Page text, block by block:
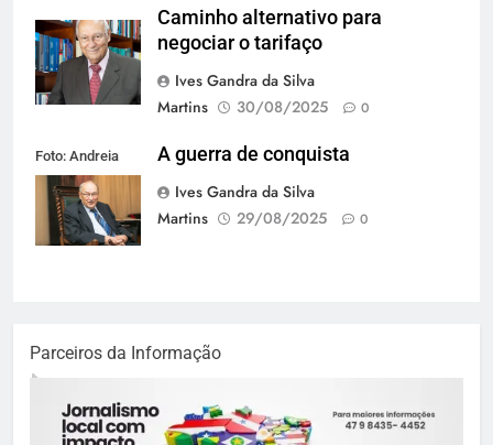
Caminho alternativo para
negociar o tarifaço
Ives Gandra da Silva
Martins
30/08/2025 0
Foto: Andreia
Tarelow
A guerra de conquista
Ives Gandra da Silva
Martins
29/08/2025 0
Parceiros da Informação